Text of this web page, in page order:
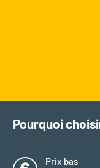
Pourquoi
Prix bas